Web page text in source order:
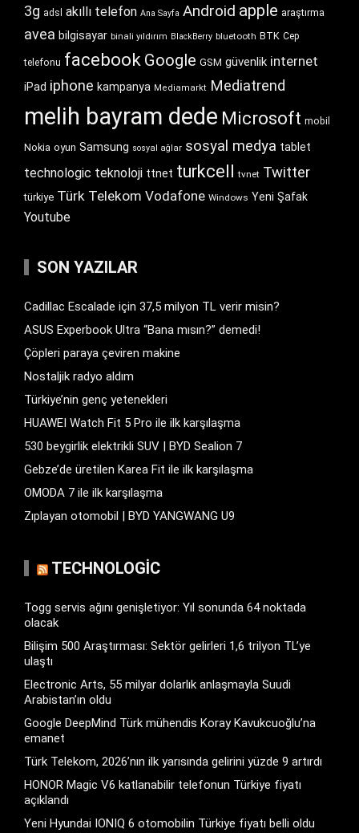
3g adsl akıllı telefon Ana Sayfa Android apple araştırma
avea bilgisayar binali yıldırım BlackBerry bluetooth BTK Cep
telefonu facebook Google GSM güvenlik internet
iPad iphone kampanya Mediamarkt Mediatrend
melih bayram dede Microsoft mobil
Nokia oyun Samsung sosyal ağlar sosyal medya tablet
technologic teknoloji ttnet turkcell tvnet Twitter
türkiye Türk Telekom Vodafone Windows Yeni Şafak
Youtube
SON YAZILAR
Cadillac Escalade için 37,5 milyon TL verir misin?
ASUS Experbook Ultra “Bana mısın?” demedi!
Çöpleri paraya çeviren makine
Nostaljik radyo aldım
Türkiye’nin genç yetenekleri
HUAWEI Watch Fit 5 Pro ile ilk karşılaşma
530 beygirlik elektrikli SUV | BYD Sealion 7
Gebze’de üretilen Karea Fit ile ilk karşılaşma
OMODA 7 ile ilk karşılaşma
Zıplayan otomobil | BYD YANGWANG U9
TECHNOLOGIC
Togg servis ağını genişletiyor: Yıl sonunda 64 noktada
olacak
Bilişim 500 Araştırması: Sektör gelirleri 1,6 trilyon TL’ye
ulaştı
Electronic Arts, 55 milyar dolarlık anlaşmayla Suudi
Arabistan’ın oldu
Google DeepMind Türk mühendis Koray Kavukcuoğlu’na
emanet
Türk Telekom, 2026’nın ilk yarısında gelirini yüzde 9 artırdı
HONOR Magic V6 katlanabilir telefonun Türkiye fiyatı
açıklandı
Yeni Hyundai IONIQ 6 otomobilin Türkiye fiyatı belli oldu